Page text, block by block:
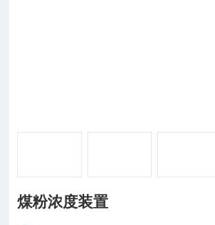
煤粉浓度装置